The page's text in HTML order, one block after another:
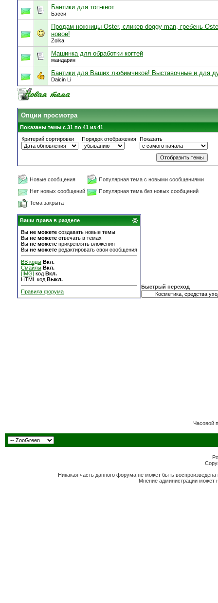
Бантики для топ-кнот
Бэсси
Продам ножницы Oster, сликер doggy man, гребень
новое!
Zolka
Машинка для обработки когтей
мандарин
Бантики для Ваших любимчиков! Выставочные и для
Daicin Li
Опции просмотра
Показаны темы с 31 по 41 из 41
Критерий сортировки
Порядок отображения Показать
Новые сообщения
Популярная тема с новыми сообщениями
Нет новых сообщений
Популярная тема без новых сообщений
Тема закрыта
Ваши права в разделе
Вы не можете создавать новые темы
Вы не можете отвечать в темах
Вы не можете прикреплять вложения
Вы не можете редактировать свои сообщения
BB коды Вкл.
Смайлы Вкл.
[IMG] код Вкл.
HTML код Выкл.
Правила форума
Быстрый переход
Часовой
Никакая часть данного форума не может быть
Мнение администрации может